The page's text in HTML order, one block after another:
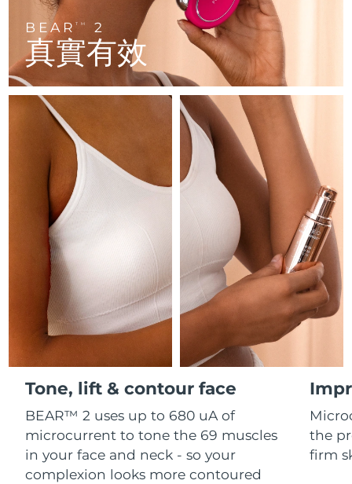
BEARTM 2
真實有效
Tone, lift & contour face
BEAR™ 2 uses up to 680 uA of
microcurrent to tone the 69 muscles
in your face and neck - so your
complexion looks more contoured
the
firm
LUNA™護膚
Premium cleansers & balm
LUNA™ 設備
All facial cleansing devices
面膜
Rejuvenation & hydration
All deep facial hydration devices
issa™ Teeth Whitening Set
Dual LED + sonic device & 18% PAP gel
All silicone sonic toothbrushes
FAQ™ 103
Luxurious clinical anti-aging set
FAQ™ P1 Primer
Manuka honey primer
FAQ™護膚品
All FAQ™ skincare
FAQ™產品
All anti-aging treatments
FAQ™ 211
Anti-aging neck & décolleté LED mask
FAQ™ 221
Anti-aging LED hand mask
FAQ™護膚品
All FAQ™ skincare
FAQ™產品
All LED treatments
FAQ™ Scalp Serum
Scalp recovery probiotic serum
FAQ™護膚品
All FAQ™ skincare
FAQ™ 502
Full-Spectrum Red Light Therapy
FAQ™ Red Light Serum
FAQ™ products
All toning treatments
保健品
專業治療
脫毛
PEACH™ 2 Pro Max
Professional IPL hair removal device
PEACH™ 2
IPL hair removal
PEACH™ 2 go
Travel-friendly IPL hair removal
PEACH™ Cooling Prep Gel
Cooling IPL hair removal gel
身體護理
Microcurrent body toning
LUNA™ 4 body
Massaging body brush
SUPERCHARGED™ serum
Firming body serum
痘肌護理
ESPADA™ 2 plus
Recurring acne LED therapy
Acne treatment device
ESPADA™ Blemish Solution
Concentrated acne gel
眼部護理
BEAR™ 2 eyes & lips
Microcurrent line smoothing device
Rejuvenating eye massager
眼部護膚
Advanced eye care treatment
毛孔護理
KIWI™ derma
Diamond microdermabrasion .
KIWI™
護發
LUNA™ 4 hair
2-in-1 LED scalp massager
FLIP™ play advanced
牙齒美白
捷克 預計送達日期10/08/2026
丹麥 預計送達日期
愛沙尼亞 預計送達日期10/08/2026
預計送達日期 10/08/2026
預計送達日期 10/08/2026
法屬玻里尼西亞 預計送達日期 14/08/2026
預計送達日期 10/08/2026
直布羅陀 預計送達日期14/08/2026
預計送達日期 10/08/2026
中國香港特別行政區 預計送達日期
匈牙利 預計送達日期 10/08/2026
冰島
印尼 預計送達日期 08/08/2026